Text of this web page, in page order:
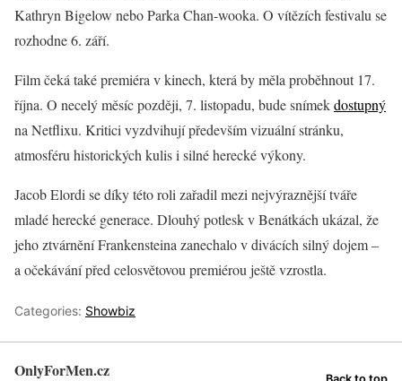
Kathryn Bigelow nebo Parka Chan-wooka. O vítězích festivalu se
rozhodne 6. září.
Film čeká také premiéra v kinech, která by měla proběhnout 17.
října. O necelý měsíc později, 7. listopadu, bude snímekdostupný
na Netflixu. Kritici vyzdvihují především vizuální stránku,
atmosféru historických kulis i silné herecké výkony.
Jacob Elordi se díky této roli zařadil mezi nejvýraznější tváře
mladé herecké generace. Dlouhý potlesk v Benátkách ukázal, že
jeho ztvárnění Frankensteina zanechalo v divácích silný dojem –
a očekávání před celosvětovou premiérou ještě vzrostla.
Categories: Showbiz
OnlyForMen.cz